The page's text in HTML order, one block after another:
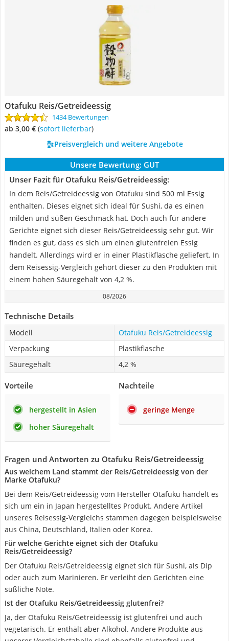
Otafuku Reis/Getreideessig
1434 Bewertungen
ab 3,00 € ( Sofort lieferbar)
Preisvergleich und weitere Angebote
Unsere Bewertung: GUT
Unser Fazit für Otafuku Reis/Getreideessig:
In dem Reis/Getreideessig von Otafuku sind 500 ml Essig
enthalten. Dieses eignet sich ideal für Sushi, da es einen
milden und süßen Geschmack hat. Doch auch für andere
Gerichte eignet sich dieser Reis/Getreideessig sehr gut. Wir
finden es gut, dass es sich um einen glutenfreien Essig
handelt. Allerdings wird er in einer Plastikflasche geliefert. In
dem Reisessig-Vergleich gehört dieser zu den Produkten mit
einem hohen Säuregehalt von 4,2 %.
08/2026
Technische Details
Modell
Otafuku Reis/Getreideessig
Verpackung
Plastikflasche
Säuregehalt
4,2 %
Vorteile
hergestellt in Asien
hoher Säuregehalt
Nachteile
geringe Menge
Fragen und Antworten zu Otafuku Reis/Getreideessig
Aus welchem Land stammt der Reis/Getreideessig von der
Marke Otafuku?
Bei dem Reis/Getreideessig vom Hersteller Otafuku handelt es
sich um ein in Japan hergestelltes Produkt. Andere Artikel
unseres Reisessig-Vergleichs stammen dagegen beispielsweise
aus China, Deutschland, Italien oder Korea.
Für welche Gerichte eignet sich der Otafuku
Reis/Getreideessig?
Der Otafuku Reis/Getreideessig eignet sich für Sushi, als Dip
oder auch zum Marinieren. Er verleiht den Gerichten eine
süßliche Note.
Ist der Otafuku Reis/Getreideessig glutenfrei?
Ja, der Otafuku Reis/Getreideessig ist glutenfrei und auch
vegetarisch. Er enthält aber Alkohol. Andere Produkte aus